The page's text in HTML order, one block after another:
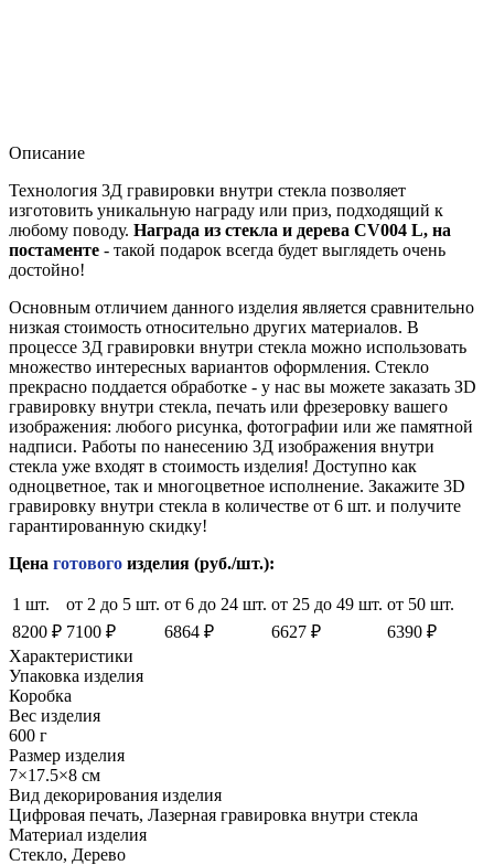
Описание
Технология 3Д гравировки внутри стекла позволяет
изготовить уникальную награду или приз, подходящий к
любому поводу. Награда из стекла и дерева CV004 L, на
постаменте - такой подарок всегда будет выглядеть очень
достойно!
Основным отличием данного изделия является сравнительно
низкая стоимость относительно других материалов. В
процессе 3Д гравировки внутри стекла можно использовать
множество интересных вариантов оформления. Стекло
прекрасно поддается обработке - у нас вы можете заказать ЗD
гравировку внутри стекла, печать или фрезеровку вашего
изображения: любого рисунка, фотографии или же памятной
надписи. Работы по нанесению 3Д изображения внутри
стекла уже входят в стоимость изделия! Доступно как
одноцветное, так и многоцветное исполнение. Закажите 3D
гравировку внутри стекла в количестве от 6 шт. и получите
гарантированную скидку!
Цена готового изделия (руб./шт.):
1 шт. от 2 до 5 шт. от 6 до 24 шт. от 25 до 49 шт. от 50 шт.
8200 ₽ 7100 ₽ 6864 ₽ 6627 ₽
6390 ₽
Характеристики
Упаковка изделия
Коробка
Вес изделия
600 г
Размер изделия
7×17.5×8 см
Вид декорирования изделия
Цифровая печать, Лазерная гравировка внутри стекла
Материал изделия
Стекло, Дерево